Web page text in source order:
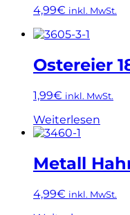
4,99€ inkl. MwSt.
Ostereier
1,99€ inkl. MwSt.
Weiterlesen
Metall
4,99€ inkl. MwSt.